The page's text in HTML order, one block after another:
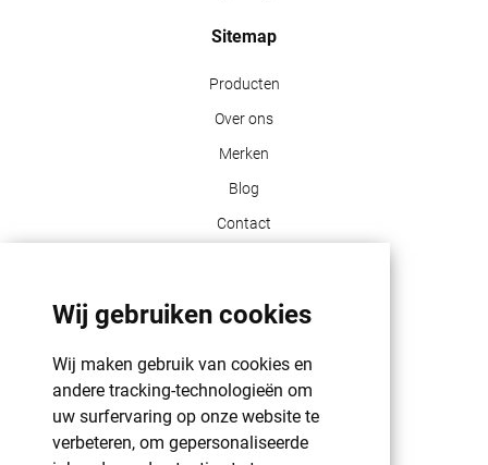
Wij gebruiken cookies
Wij maken gebruik van cookies en
andere tracking-technologieën om
uw surfervaring op onze website te
verbeteren, om gepersonaliseerde
Sitemap
Producten
Over ons
Merken
Blog
Contact
GDPR | PRIVACY POLICY | HAROGIFTS
PMS kleuren
Cookie beleid
Voorwaarden en bepalingen
Winkelwagen